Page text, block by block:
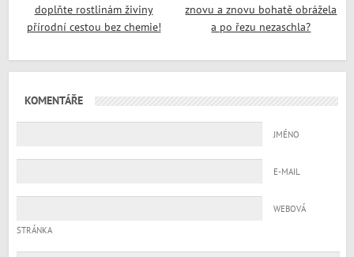
doplňte rostlinám živiny
přírodní cestou bez chemie!
znovu a znovu bohatě obrážela
a po řezu nezaschla?
KOMENTÁŘE
JMÉNO
E-MAIL
WEBOVÁ
STRÁNKA